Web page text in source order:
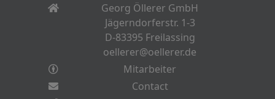
Georg Öllerer GmbH
Jägerndorferstr. 1-3
D-83395 Freilassing
oellerer@oellerer.de
Mitarbeiter
Contact